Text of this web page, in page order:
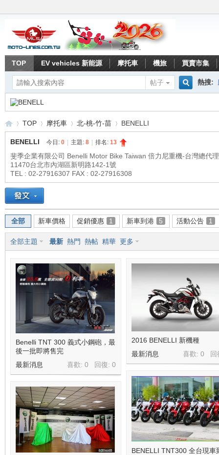
TOP EV vehicles 新能源 摩托車 機旅 買賣市集
帖子
熱搜:
重»
TOP
›
摩托車
›
北-桃-竹-苗
›
BENELLI
BENELLI 今日: 0 主題: 8 排名: 13
斐季企業有限公司 Benelli Motor Bike Taiwan 倍力尼重機-台灣總代理
11470台北市內湖區新明路142-1號
TEL : 02-27916307 FAX : 02-27916308
全部 新車價格 促銷優惠 1 新車到港 5 活動公告 1
全部主題 最新 熱門 熱帖 精華 更多
Benelli TNT 300 義式小鋼砲，最
後一批即將售完
喜歡: 0 回復: 0
最新消息
2016 BENELLI 新機種
喜歡: 0 回
最新消息
BENELLI TNT300 全台現車